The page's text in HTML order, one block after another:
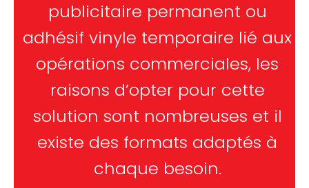
publicitaire permanent ou
adhésif vinyle temporaire lié aux
opérations commerciales, les
raisons d’opter pour cette
solution sont nombreuses et il
existe des formats adaptés à
chaque besoin.